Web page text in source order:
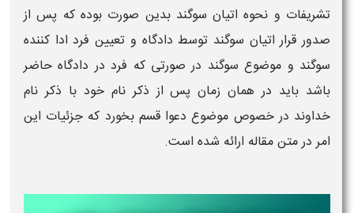
تشریفات و نحوه اتیان سوگند بدین صورت بوده که پس از
صدور قرار اتیان سوگند توسط دادگاه و تعیین فرد ادا کننده
سوگند و موضوع سوگند در صورتی که فرد در دادگاه حاضر
باشد باید در همان زمان پس از ذکر نام خود با ذکر نام
خداوند در خصوص موضوع دعوا قسم بخورد که جزئیات این
امر در متن مقاله ارائه شده است.